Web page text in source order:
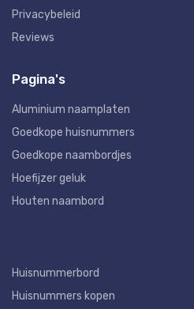
Privacybeleid
Reviews
Pagina's
Aluminium naamplaten
Goedkope huisnummers
Goedkope naambordjes
Hoefijzer geluk
Houten naambord
Huisnummerbord
Huisnummers kopen